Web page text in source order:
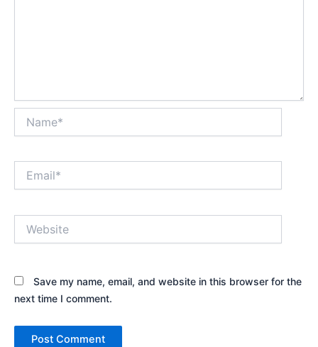
Save my name, email, and website in this browser for the
next time I comment.